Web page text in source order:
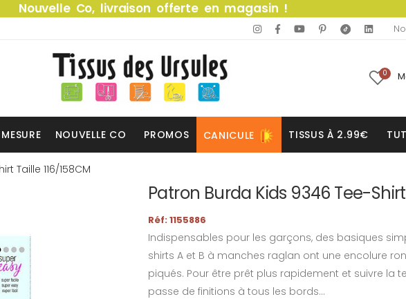
Nouvelle Co, livraison offerte en magasin !
0
NOUVELLE CO PROMOS CANICULE TISSUS À 2.99€
Taille 116/158CM
Patron Burda Kids 9346 Tee-Shirt
Réf: 1155886
Indispensables pour les garçons, des basiques
shirts A et B à manches raglan ont une encolure
piqués. Pour être prêt plus rapidement et suivre la
passe de finitions à tous les bords...